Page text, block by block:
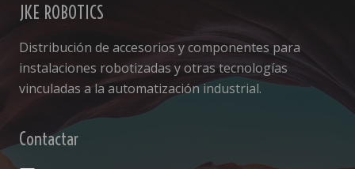
JKE ROBOTICS
Distribución de accesorios y componentes para
instalaciones robotizadas y otras tecnologías
vinculadas a la automatización industrial.
Contactar